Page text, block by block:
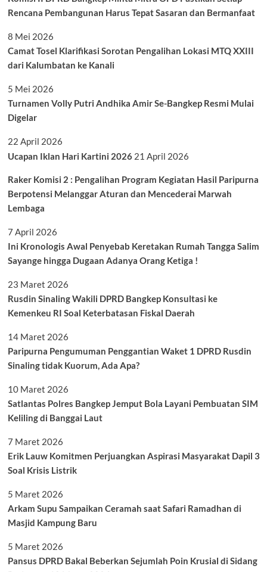
Rencana Pembangunan Harus Tepat Sasaran dan Bermanfaat
8 Mei 2026
Camat Tosel Klarifikasi Sorotan Pengalihan Lokasi MTQ XXIII
dari Kalumbatan ke Kanali
5 Mei 2026
Turnamen Volly Putri Andhika Amir Se-Bangkep Resmi Mulai
Digelar
22 April 2026
Ucapan Iklan Hari Kartini 2026 21 April 2026
Raker Komisi 2 : Pengalihan Program Kegiatan Hasil Paripurna
Berpotensi Melanggar Aturan dan Mencederai Marwah
Lembaga
7 April 2026
Ini Kronologis Awal Penyebab Keretakan Rumah Tangga Salim
Sayange hingga Dugaan Adanya Orang Ketiga !
23 Maret 2026
Rusdin Sinaling Wakili DPRD Bangkep Konsultasi ke
Kemenkeu RI Soal Keterbatasan Fiskal Daerah
14 Maret 2026
Paripurna Pengumuman Penggantian Waket 1 DPRD Rusdin
Sinaling tidak Kuorum, Ada Apa?
10 Maret 2026
Satlantas Polres Bangkep Jemput Bola Layani Pembuatan SIM
Keliling di Banggai Laut
7 Maret 2026
Erik Lauw Komitmen Perjuangkan Aspirasi Masyarakat Dapil 3
Soal Krisis Listrik
5 Maret 2026
Arkam Supu Sampaikan Ceramah saat Safari Ramadhan di
Masjid Kampung Baru
5 Maret 2026
Pansus DPRD Bakal Beberkan Sejumlah Poin Krusial di Sidang